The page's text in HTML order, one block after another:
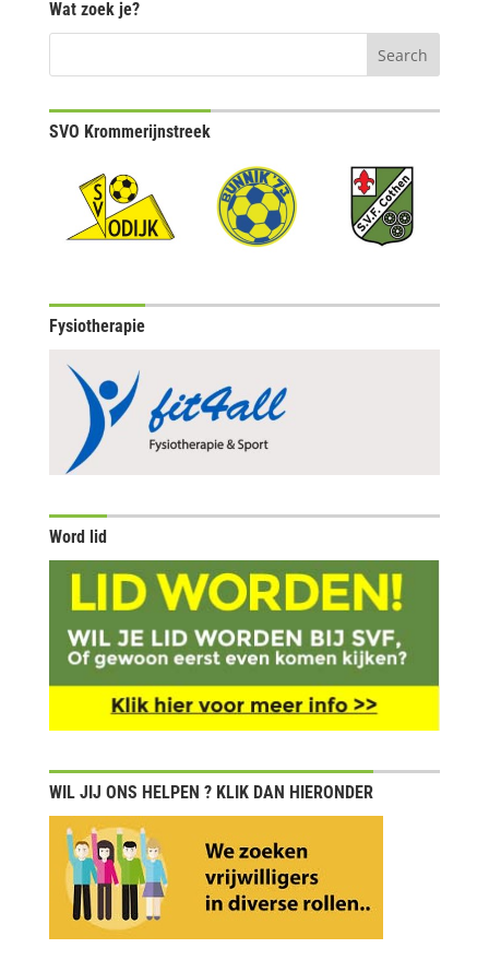
Wat zoek je?
SVO Krommerijnstreek
Fysiotherapie
Word lid
WIL JIJ ONS HELPEN ? KLIK DAN HIERONDER